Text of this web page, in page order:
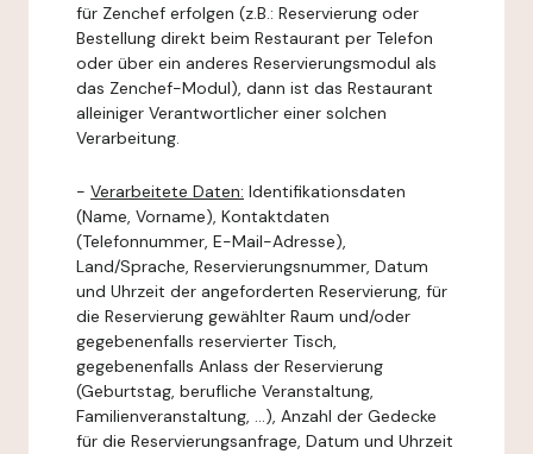
für Zenchef erfolgen (z.B.: Reservierung oder
Bestellung direkt beim Restaurant per Telefon
oder über ein anderes Reservierungsmodul als
das Zenchef-Modul), dann ist das Restaurant
alleiniger Verantwortlicher einer solchen
Verarbeitung.
- Verarbeitete Daten: Identifikationsdaten
(Name, Vorname), Kontaktdaten
(Telefonnummer, E-Mail-Adresse),
Land/Sprache, Reservierungsnummer, Datum
und Uhrzeit der angeforderten Reservierung, für
die Reservierung gewählter Raum und/oder
gegebenenfalls reservierter Tisch,
gegebenenfalls Anlass der Reservierung
(Geburtstag, berufliche Veranstaltung,
Familienveranstaltung, ...), Anzahl der Gedecke
für die Reservierungsanfrage, Datum und Uhrzeit